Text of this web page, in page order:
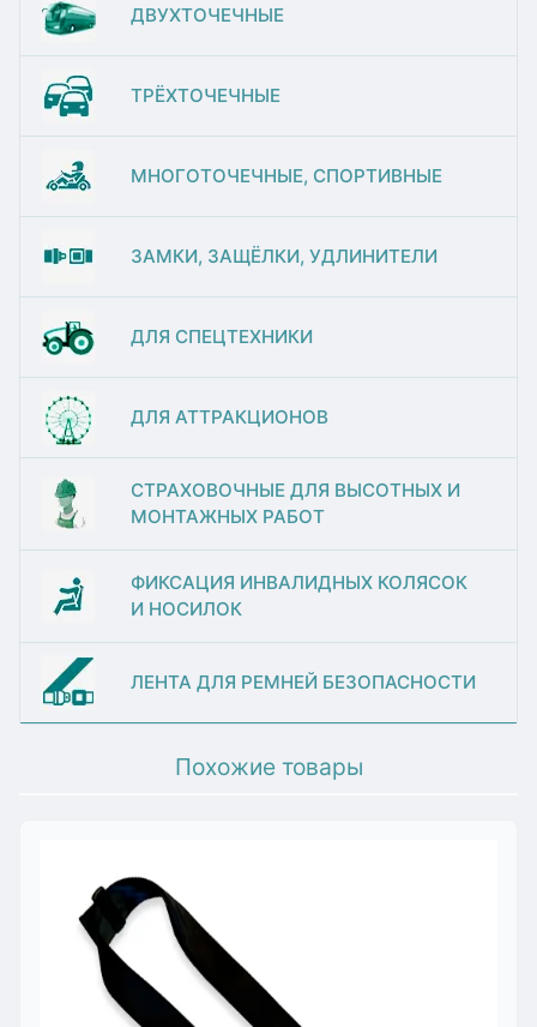
ДВУХТОЧЕЧНЫЕ
ТРЁХТОЧЕЧНЫЕ
МНОГОТОЧЕЧНЫЕ, СПОРТИВНЫЕ
ЗАМКИ, ЗАЩЁЛКИ, УДЛИНИТЕЛИ
ДЛЯ СПЕЦТЕХНИКИ
ДЛЯ АТТРАКЦИОНОВ
СТРАХОВОЧНЫЕ ДЛЯ ВЫСОТНЫХ И
МОНТАЖНЫХ РАБОТ
ФИКСАЦИЯ ИНВАЛИДНЫХ КОЛЯСОК
И НОСИЛОК
ЛЕНТА ДЛЯ РЕМНЕЙ БЕЗОПАСНОСТИ
Похожие товары